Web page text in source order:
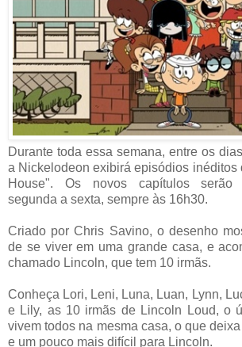
Durante toda essa semana, entre os
a Nickelodeon exibirá episódios inéditos
House". Os novos capítulos serão
segunda a sexta, sempre às 16h30.
Criado por Chris Savino, o desenho
de se viver em uma grande casa, e
chamado Lincoln, que tem 10 irmãs.
Conheça Lori, Leni, Luna, Luan, Lynn,
e Lily, as 10 irmãs de Lincoln Loud, o
vivem todos na mesma casa, o que
e um pouco mais difícil para Lincoln.